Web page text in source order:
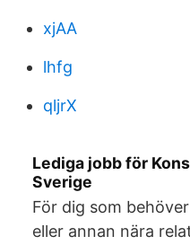
xjAA
lhfg
qljrX
Lediga jobb för
Sverige
För dig som
eller annan nära